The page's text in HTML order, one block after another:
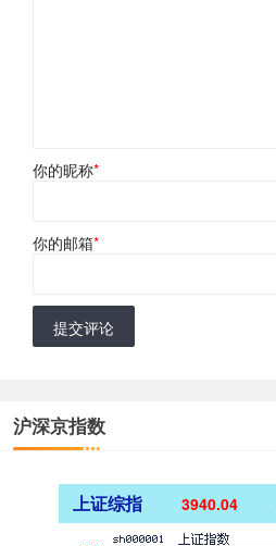
你的昵称*
你的邮箱*
提交评论
沪深京指数
上证综指 3940.04